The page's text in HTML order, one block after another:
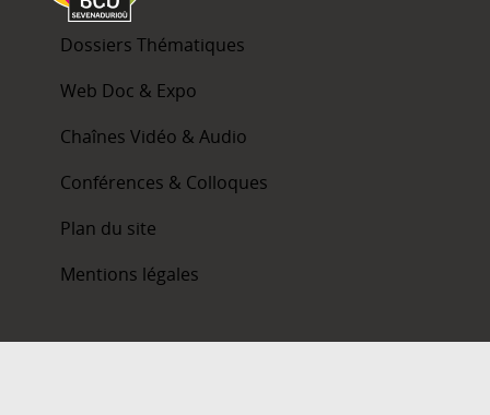
Dossiers Thématiques
Web Doc & Expo
Chaînes Vidéo & Audio
Conférences & Colloques
Plan du site
Mentions légales